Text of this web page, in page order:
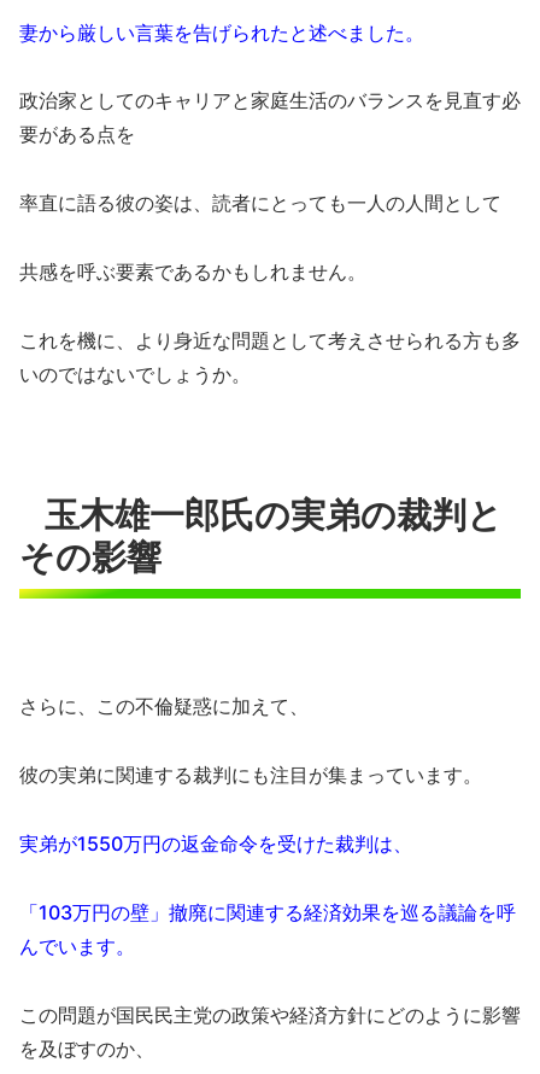
妻から厳しい言葉を告げられたと述べました。
政治家としてのキャリアと家庭生活のバランスを見直す必
要がある点を
率直に語る彼の姿は、読者にとっても一人の人間として
共感を呼ぶ要素であるかもしれません。
これを機に、より身近な問題として考えさせられる方も多
いのではないでしょうか。
玉木雄一郎氏の実弟の裁判と
その影響
さらに、この不倫疑惑に加えて、
彼の実弟に関連する裁判にも注目が集まっています。
実弟が1550万円の返金命令を受けた裁判は、
「103万円の壁」撤廃に関連する経済効果を巡る議論を呼
んでいます。
この問題が国民民主党の政策や経済方針にどのように影響
を及ぼすのか、